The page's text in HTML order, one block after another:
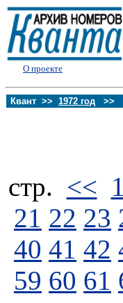
О проекте
Квант >> 1972 год >>
стp. << 1
21 22 23
40 41 42
59 60 61